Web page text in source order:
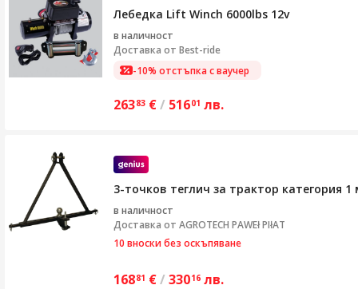
Лебедка Lift Winch 6000lbs 12v
в наличност
Доставка от Best-ride
-10% отстъпка с ваучер
26383 €/ 51601 лв.
3-точков теглич за трактор категория
в наличност
Доставка от AGROTECH PAWEł PIłAT
10 вноски без оскъпяване
16881 €/ 33016 лв.